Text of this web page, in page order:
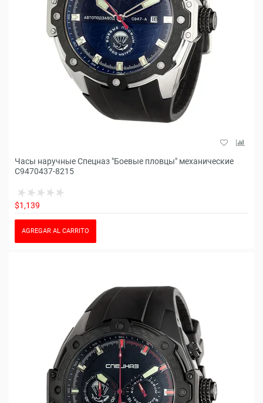
Часы наручные Спецназ "Боевые пловцы" механические
С9470437-8215
$1,139
AGREGAR AL CARRITO